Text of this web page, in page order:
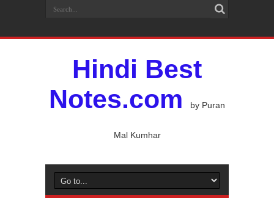
Hindi Best
Notes.com
by Puran
Mal Kumhar